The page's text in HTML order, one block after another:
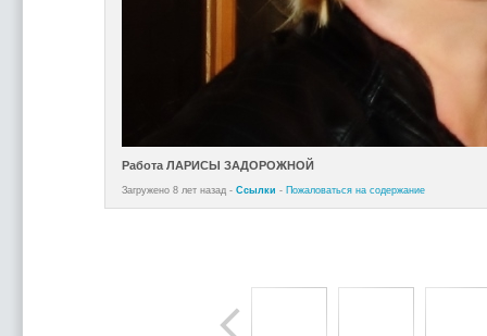
Работа ЛАРИСЫ ЗАДОРОЖНОЙ
Загружено 8 лет назад - Ссылки - Пожаловаться на содержание